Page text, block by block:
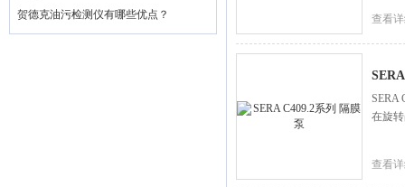
贺德克油污检测仪有哪些优点？
查看
SERA
在旋
查看